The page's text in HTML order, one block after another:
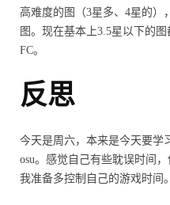
高难度的图（3星多、4星的）
图。现在基本上3.5星以下的
FC。
反思
今天是周六，本来是今天要学
osu。感觉自己有些耽误时间
我准备多控制自己的游戏时间。